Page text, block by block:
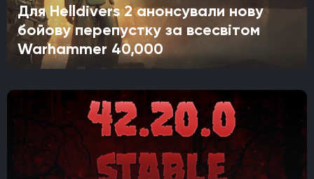
Для Helldivers 2 анонсували нову
бойову перепустку за всесвітом
Warhammer 40,000